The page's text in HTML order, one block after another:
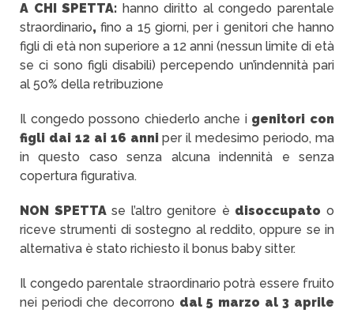
A CHI SPETTA: hanno diritto al congedo parentale
straordinario, fino a 15 giorni, per i genitori che hanno
figli di età non superiore a 12 anni (nessun limite di età
se ci sono figli disabili) percependo un’indennità pari
al 50% della retribuzione
Il congedo possono chiederlo anche i genitori con
figli dai 12 ai 16 anniper il medesimo periodo, ma
in questo caso senza alcuna indennità e senza
copertura figurativa.
NON SPETTAse l’altro genitore è disoccupato o
riceve strumenti di sostegno al reddito, oppure se in
alternativa è stato richiesto il bonus baby sitter.
Il congedo parentale straordinario potrà essere fruito
nei periodi che decorrono dal 5 marzo al 3 aprile